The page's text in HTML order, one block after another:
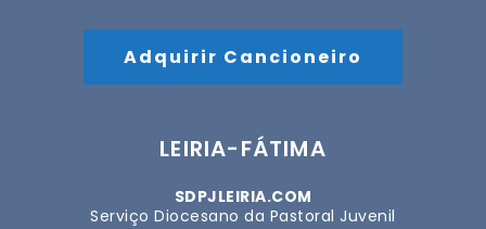
Adquirir Cancioneiro
LEIRIA-FÁTIMA
SDPJLEIRIA.COM
Serviço Diocesano da Pastoral Juvenil